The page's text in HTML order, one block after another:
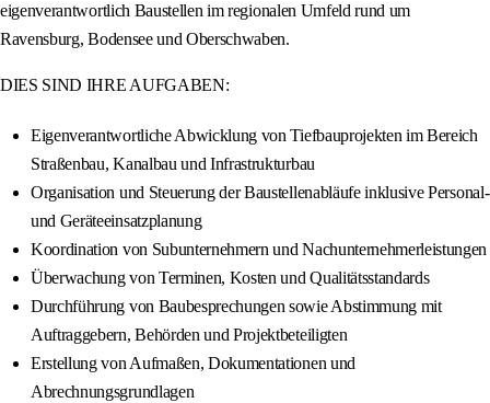
eigenverantwortlich Baustellen im regionalen Umfeld rund um
Ravensburg, Bodensee und Oberschwaben.
DIES SIND IHRE AUFGABEN:
Eigenverantwortliche Abwicklung von Tiefbauprojekten im Bereich
Straßenbau, Kanalbau und Infrastrukturbau
Organisation und Steuerung der Baustellenabläufe inklusive Personal-
und Geräteeinsatzplanung
Koordination von Subunternehmern und Nachunternehmerleistungen
Überwachung von Terminen, Kosten und Qualitätsstandards
Durchführung von Baubesprechungen sowie Abstimmung mit
Auftraggebern, Behörden und Projektbeteiligten
Erstellung von Aufmaßen, Dokumentationen und
Abrechnungsgrundlagen